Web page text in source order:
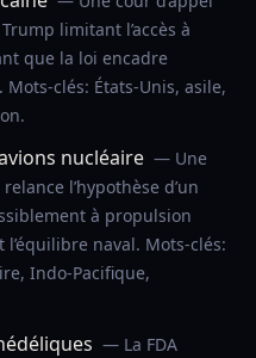
limitant l’accès à
que la loi encadre
clés: États-Unis, asile,
nucléaire — Une
l’hypothèse d’un
à propulsion
naval. Mots-clés:
Indo-Pacifique,
— La FDA